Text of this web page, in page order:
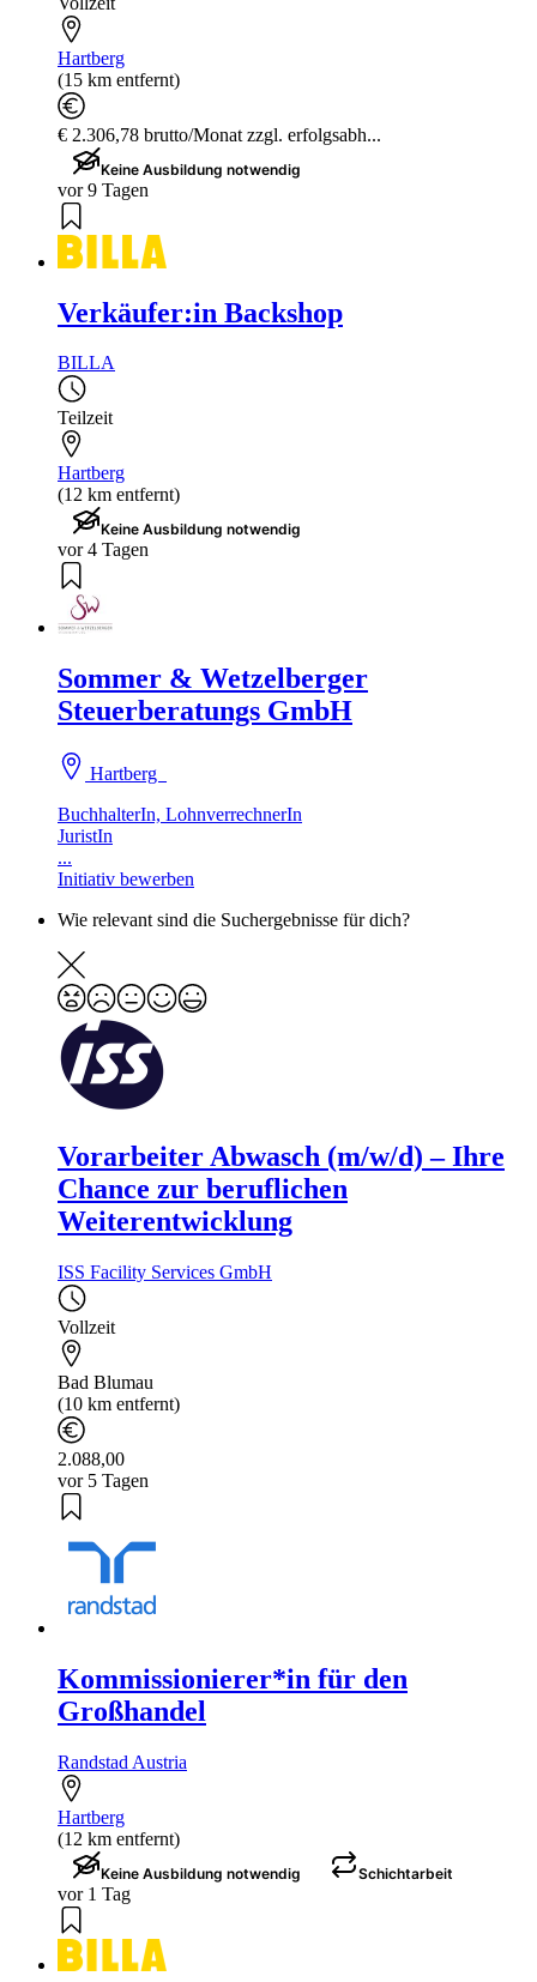
Hartberg
(15 km entfernt)
€ 2.306,78 brutto/Monat zzgl. erfolgsabh...
Keine Ausbildung notwendig
vor 9 Tagen
Verkäufer:in Backshop
BILLA
Teilzeit
Hartberg
(12 km entfernt)
Keine Ausbildung notwendig
vor 4 Tagen
Sommer & Wetzelberger
Steuerberatungs GmbH
Hartberg
BuchhalterIn, LohnverrechnerIn
JuristIn
...
Initiativ bewerben
Wie relevant sind die Suchergebnisse für dich?
Vorarbeiter Abwasch (m/w/d) – Ihre
Chance zur beruflichen
Weiterentwicklung
ISS Facility Services GmbH
Vollzeit
Bad Blumau
(10 km entfernt)
2.088,00
vor 5 Tagen
Kommissionierer*in für den
Großhandel
Randstad Austria
Hartberg
(12 km entfernt)
Keine Ausbildung notwendig Schichtarbeit
vor 1 Tag